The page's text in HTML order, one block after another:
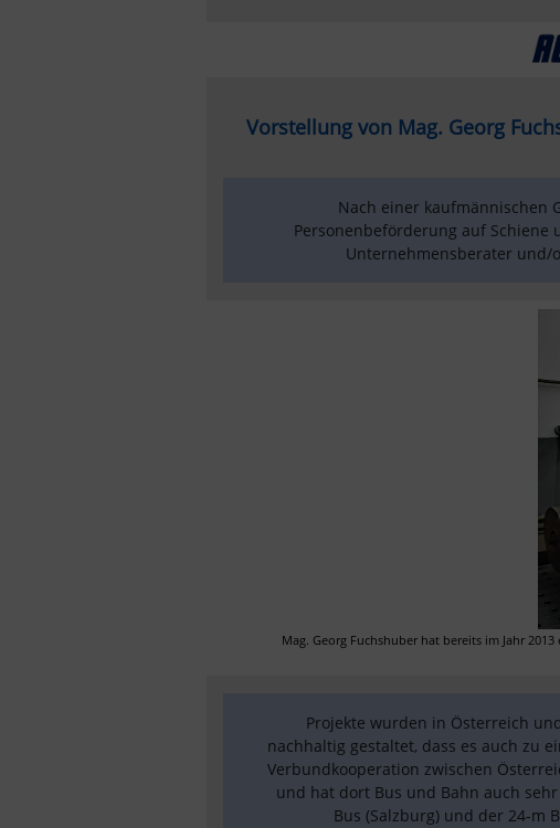
Vorstellung von Mag. Georg
Nach einer kaufmännischen
Personenbeförderung auf Schiene
Unternehmensberater und/
Mag. Georg Fuchshuber hat bereits im Jahr
Projekte wurden in Österreich
nachhaltig gestaltet, dass es auch zu
Verbundkooperation zwischen
und hat dort Bus und Bahn auch
Bus (Salzburg) und der 24-m